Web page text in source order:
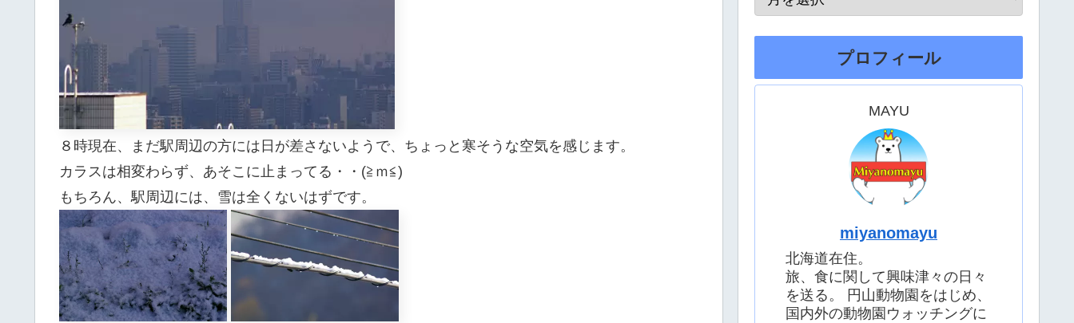
８時現在、まだ駅周辺の方には日が差さないようで、ちょっと寒そうな空気を感じます。
カラスは相変わらず、あそこに止まってる・・(≧ｍ≦)
もちろん、駅周辺には、雪は全くないはずです。
プロフィール
MAYU
miyanomayu
北海道在住。
旅、食に関して興味津々の日々
を送る。 円山動物園をはじめ、
国内外の動物園ウォッチングに